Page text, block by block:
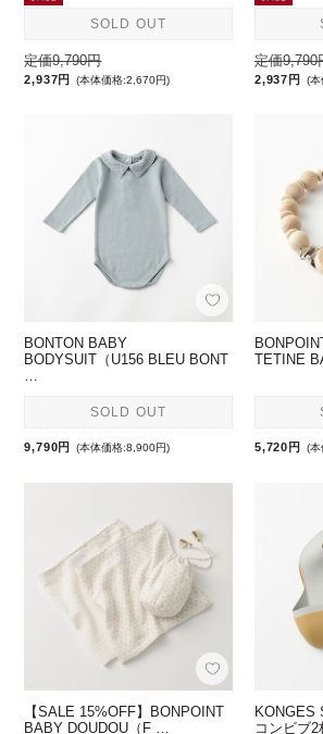
SOLD OUT
定価9,790円
2,937円 (本体価格:2,670円)
定価9,790
2,937円 (
BONTON BABY
BODYSUIT（U156 BLEU BONT
…
SOLD OUT
9,790円 (本体価格:8,900円)
TETINE
5,720円 (
【SALE 15%OFF】BONPOINT
BABY DOUDOU（F …
KONGES
コンビブ